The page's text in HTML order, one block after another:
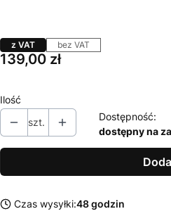
z VAT bez VAT
Cena
139,00 zł
Ilość
szt.
Dostępność:
dostępny na
Czas wysyłki:48 godzin